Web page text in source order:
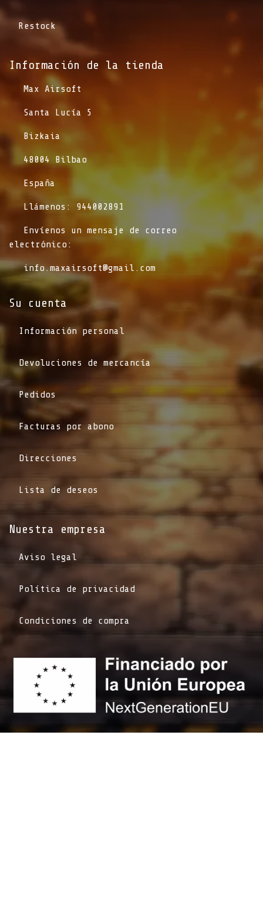
Restock
Información de la tienda​
​Max Airsoft
​Santa Lucía 5
​Bizkaia
​48004 Bilbao
​España
​Llámenos: 944002891
​Envíenos un mensaje de correo
electrónico:
info.maxairsoft@gmail.com
Su cuenta
Información personal
Devoluciones de mercancía
Pedidos
Facturas por abono
Direcciones
Lista de deseos
Nuestra empresa
Aviso legal
Política de privacidad
Condiciones de compra